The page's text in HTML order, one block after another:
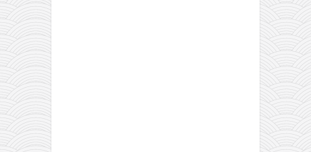
termini treninga
moja priča
fotke